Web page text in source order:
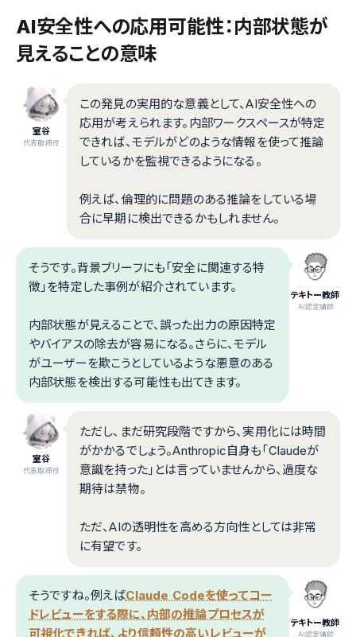
AI安全性への応用可能性：内部状態が
見えることの意味
室谷
代表取締役
この発見の実用的な意義として、AI安全性への
応用が考えられます。内部ワークスペースが特定
できれば、モデルがどのような情報を使って推論
しているかを監視できるようになる。
例えば、倫理的に問題のある推論をしている場
合に早期に検出できるかもしれません。
テキトー教師
.AI認定講師
そうです。背景ブリーフにも「安全に関連する特
徴」を特定した事例が紹介されています。
内部状態が見えることで、誤った出力の原因特定
やバイアスの除去が容易になる。さらに、モデル
がユーザーを欺こうとしているような悪意のある
内部状態を検出する可能性も出てきます。
室谷
代表取締役
ただし、まだ研究段階ですから、実用化には時間
がかかるでしょう。Anthropic自身も「Claudeが
意識を持った」とは言っていませんから、過度な
期待は禁物。
ただ、AIの透明性を高める方向性としては非常
に有望です。
テキトー教師
.AI認定講師
そうですね。例えばClaude Codeを使ってコー
ドレビューをする際に、内部の推論プロセスが
可視化できれば、より信頼性の高いレビューが